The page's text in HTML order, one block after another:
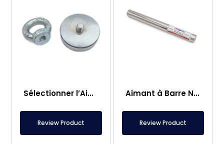
Sélectionner l’Aimant de Pêche – Aimant Puissant de Sauvetage en Mer
Review Product
Aimant à Barre Neodyme Ø25×250 mm – Connexion M8 Femelle d’un Côté
Review Product